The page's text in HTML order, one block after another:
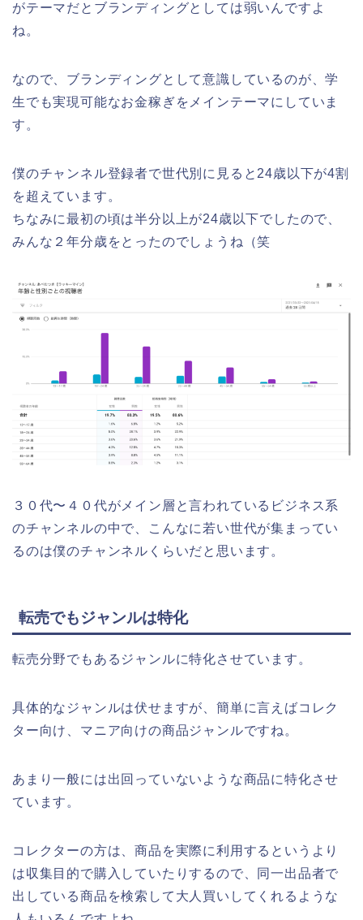
がテーマだとブランディングとしては弱いんですよ
ね。
なので、ブランディングとして意識しているのが、学
生でも実現可能なお金稼ぎをメインテーマにしていま
す。
僕のチャンネル登録者で世代別に見ると24歳以下が4割
を超えています。
ちなみに最初の頃は半分以上が24歳以下でしたので、
みんな２年分歳をとったのでしょうね（笑
３０代〜４０代がメイン層と言われているビジネス系
のチャンネルの中で、こんなに若い世代が集まってい
るのは僕のチャンネルくらいだと思います。
転売でもジャンルは特化
転売分野でもあるジャンルに特化させています。
具体的なジャンルは伏せますが、簡単に言えばコレク
ター向け、マニア向けの商品ジャンルですね。
あまり一般には出回っていないような商品に特化させ
ています。
コレクターの方は、商品を実際に利用するというより
は収集目的で購入していたりするので、同一出品者で
出している商品を検索して大人買いしてくれるような